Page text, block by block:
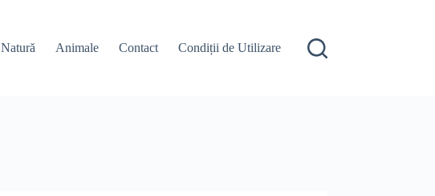
Natură Animale Contact Condiții de Utilizare